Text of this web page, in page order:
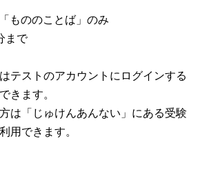
もののことば」のみ
まで
テストのアカウントにログインする
きます。
は「じゅけんあんない」にある受験
用できます。